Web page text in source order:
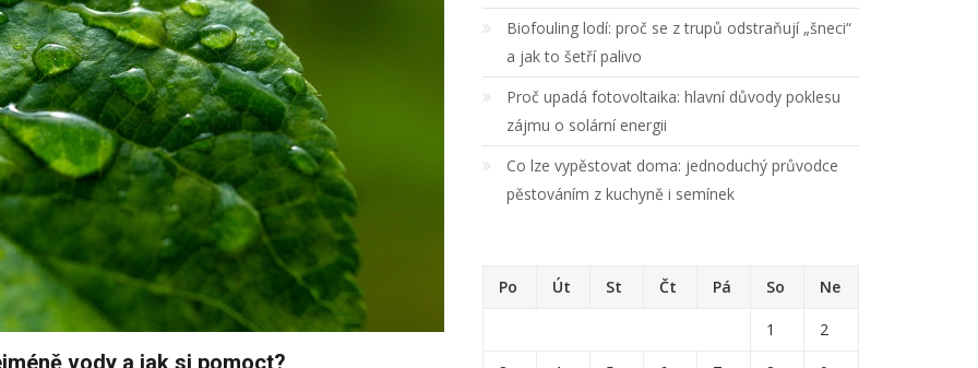
vody a jak si pomoct?
Biofouling lodí: proč se z trupů odstraňují „šneci“
a jak to šetří palivo
Proč upadá fotovoltaika: hlavní důvody poklesu
zájmu o solární energii
Co lze vypěstovat doma: jednoduchý průvodce
pěstováním z kuchyně i semínek
Po Út St Čt Pá So Ne
1 2